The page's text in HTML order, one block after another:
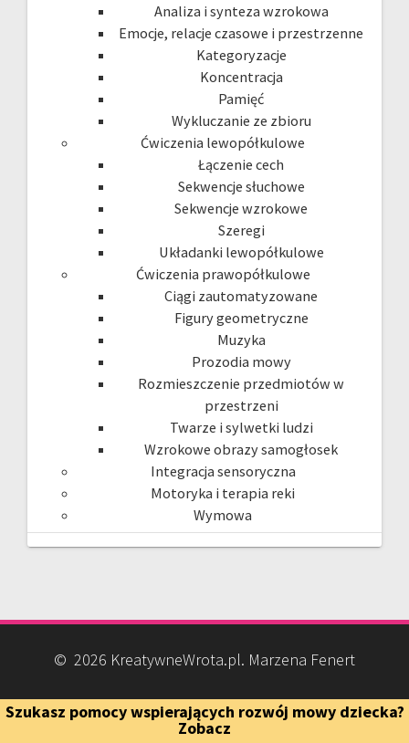
Analiza i synteza wzrokowa
Emocje, relacje czasowe i przestrzenne
Kategoryzacje
Koncentracja
Pamięć
Wykluczanie ze zbioru
Ćwiczenia lewopółkulowe
Łączenie cech
Sekwencje słuchowe
Sekwencje wzrokowe
Szeregi
Układanki lewopółkulowe
Ćwiczenia prawopółkulowe
Ciągi zautomatyzowane
Figury geometryczne
Muzyka
Prozodia mowy
Rozmieszczenie przedmiotów w
przestrzeni
Twarze i sylwetki ludzi
Wzrokowe obrazy samogłosek
Integracja sensoryczna
Motoryka i terapia reki
Wymowa
© 2026 KreatywneWrota.pl. Marzena Fenert
Szukasz pomocy wspierających rozwój mowy dziecka?
Zobacz